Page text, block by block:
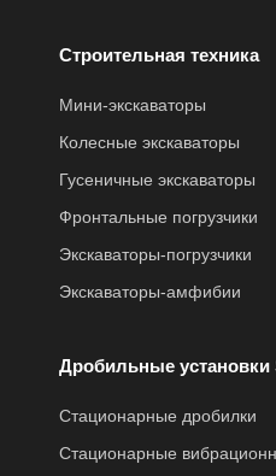
Строительная техника
Мини-экскаваторы
Колесные экскаваторы
Гусеничные экскаваторы
Фронтальные погрузчики
Экскаваторы-погрузчики
Экскаваторы-амфибии
Дробильные установки
Стационарные дробилки
Стационарные